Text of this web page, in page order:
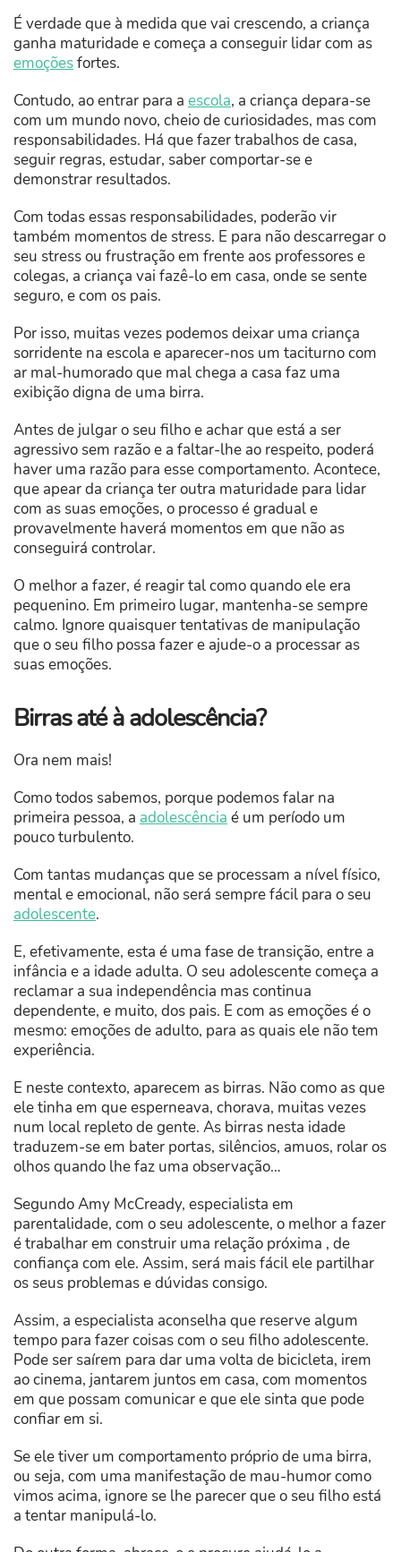
É verdade que à medida que vai crescendo, a criança
ganha maturidade e começa a conseguir lidar com as
emoçõesfortes.
Contudo, ao entrar para a escola, a criança depara-se
com um mundo novo, cheio de curiosidades, mas com
responsabilidades. Há que fazer trabalhos de casa,
seguir regras, estudar, saber comportar-se e
demonstrar resultados.
Com todas essas responsabilidades, poderão vir
também momentos de stress. E para não descarregar o
seu stress ou frustração em frente aos professores e
colegas, a criança vai fazê-lo em casa, onde se sente
seguro, e com os pais.
Por isso, muitas vezes podemos deixar uma criança
sorridente na escola e aparecer-nos um taciturno com
ar mal-humorado que mal chega a casa faz uma
exibição digna de uma birra.
Antes de julgar o seu filho e achar que está a ser
agressivo sem razão e a faltar-lhe ao respeito, poderá
haver uma razão para esse comportamento. Acontece,
que apear da criança ter outra maturidade para lidar
com as suas emoções, o processo é gradual e
provavelmente haverá momentos em que não as
conseguirá controlar.
O melhor a fazer, é reagir tal como quando ele era
pequenino. Em primeiro lugar, mantenha-se sempre
calmo. Ignore quaisquer tentativas de manipulação
que o seu filho possa fazer e ajude-o a processar as
suas emoções.
Birras até à adolescência?
Ora nem mais!
Como todos sabemos, porque podemos falar na
primeira pessoa, a adolescência é um período um
pouco turbulento.
Com tantas mudanças que se processam a nível físico,
mental e emocional, não será sempre fácil para o seu
adolescente.
E, efetivamente, esta é uma fase de transição, entre a
infância e a idade adulta. O seu adolescente começa a
reclamar a sua independência mas continua
dependente, e muito, dos pais. E com as emoções é o
mesmo: emoções de adulto, para as quais ele não tem
experiência.
E neste contexto, aparecem as birras. Não como as que
ele tinha em que esperneava, chorava, muitas vezes
num local repleto de gente. As birras nesta idade
traduzem-se em bater portas, silêncios, amuos, rolar os
olhos quando lhe faz uma observação…
Segundo Amy McCready, especialista em
parentalidade, com o seu adolescente, o melhor a fazer
é trabalhar em construir uma relação próxima , de
confiança com ele. Assim, será mais fácil ele partilhar
os seus problemas e dúvidas consigo.
Assim, a especialista aconselha que reserve algum
tempo para fazer coisas com o seu filho adolescente.
Pode ser saírem para dar uma volta de bicicleta, irem
ao cinema, jantarem juntos em casa, com momentos
em que possam comunicar e que ele sinta que pode
confiar em si.
Se ele tiver um comportamento próprio de uma birra,
ou seja, com uma manifestação de mau-humor como
vimos acima, ignore se lhe parecer que o seu filho está
a tentar manipulá-lo.